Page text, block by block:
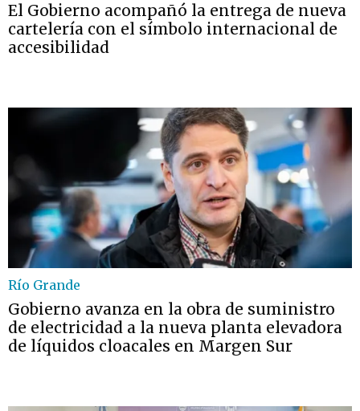
El Gobierno acompañó la entrega de nueva
cartelería con el símbolo internacional de
accesibilidad
Río Grande
Gobierno avanza en la obra de suministro
de electricidad a la nueva planta elevadora
de líquidos cloacales en Margen Sur